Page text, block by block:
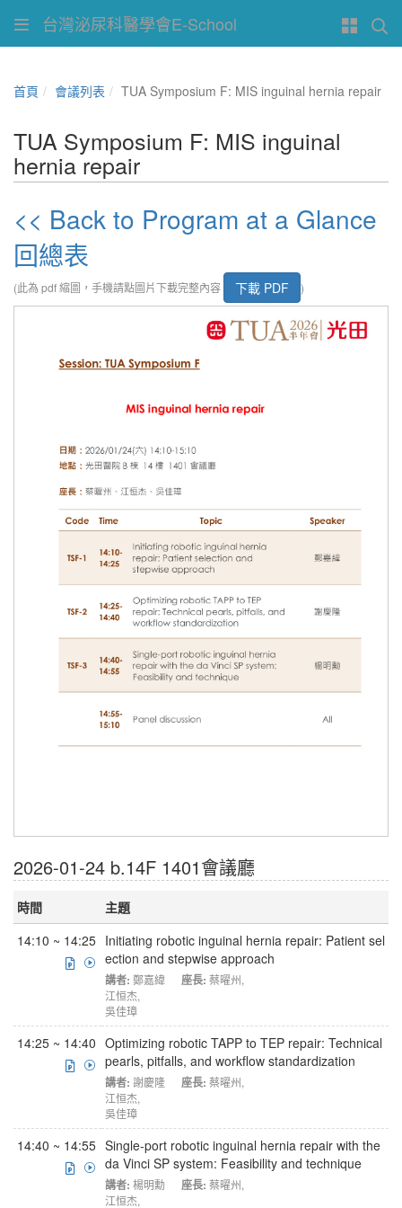
台灣泌尿科醫學會E-School
首頁 會議列表 TUA Symposium F: MIS inguinal hernia repair
TUA Symposium F: MIS inguinal
hernia repair
<< Back to Program at a Glance
回總表
(此為 pdf 縮圖，手機請點圖片下載完整內容 下載 PDF )
2026-01-24 b.14F 1401會議廳
時間
主題
14:10 ~ 14:25 Initiating robotic inguinal hernia repair: Patient sel
ection and stepwise approach
講者: 鄭嘉緯 座長: 蔡曜州,
江恒杰,
吳佳璋
14:25 ~ 14:40 Optimizing robotic TAPP to TEP repair: Technical
pearls, pitfalls, and workflow standardization
講者: 謝慶隆 座長: 蔡曜州,
江恒杰,
吳佳璋
14:40 ~ 14:55 Single-port robotic inguinal hernia repair with the
da Vinci SP system: Feasibility and technique
講者: 楊明勳 座長: 蔡曜州,
江恒杰,